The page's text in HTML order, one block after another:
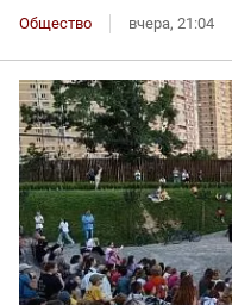
Общество вчера, 21:04